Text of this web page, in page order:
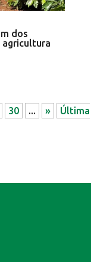
dos
30 ... »
Última